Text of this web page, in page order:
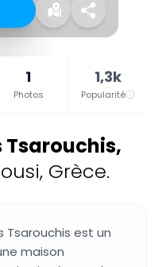
1
Photos
1,3k
Popularité
Tsarouchis,
Grèce.
Tsarouchis est un
maison